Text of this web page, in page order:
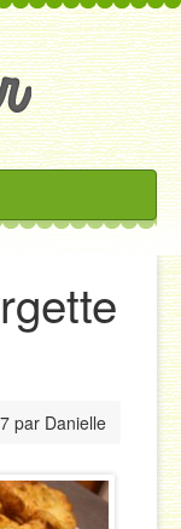
Rechercher
par Danielle